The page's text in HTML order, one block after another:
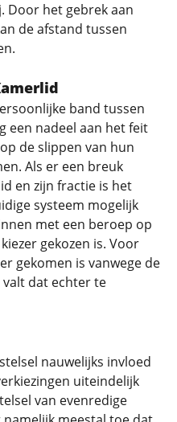
Door het gebrek aan
de afstand tussen
band tussen
een nadeel aan het feit
de slippen van hun
Als er een breuk
en zijn fractie is het
systeem mogelijk
met een beroep op
gekozen is. Voor
gekomen is vanwege de
dat echter te
nauwelijks invloed
uiteindelijk
van evenredige